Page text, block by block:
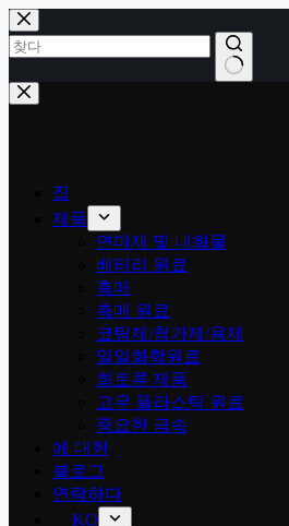
콘
텐
츠
로
건
결
집
제품
연마재 및 내화물
배터리 원료
촉매
촉매 원료
코팅제/첨가제/용제
일일화학원료
희토류 제품
고무 플라스틱 원료
중요한 금속
에 대한
블로그
연락하다
KO